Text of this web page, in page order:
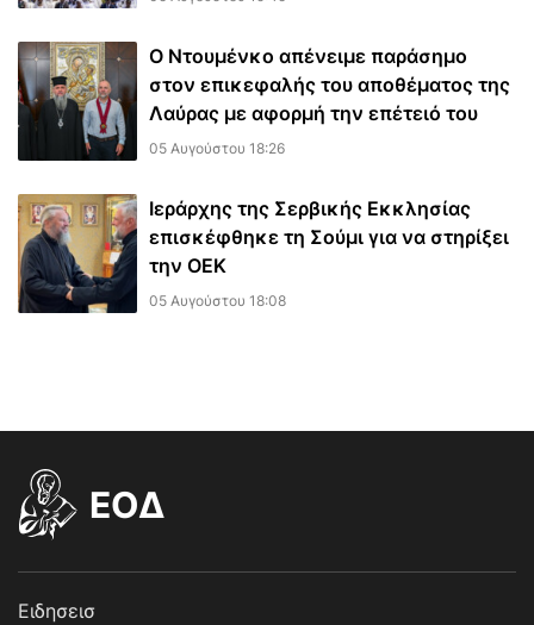
Ο Ντουμένκο απένειμε παράσημο
στον επικεφαλής του αποθέματος της
Λαύρας με αφορμή την επέτειό του
05 Αυγούστου 18:26
Ιεράρχης της Σερβικής Εκκλησίας
επισκέφθηκε τη Σούμι για να στηρίξει
την ΟΕΚ
05 Αυγούστου 18:08
EOΔ
Ειδησεισ